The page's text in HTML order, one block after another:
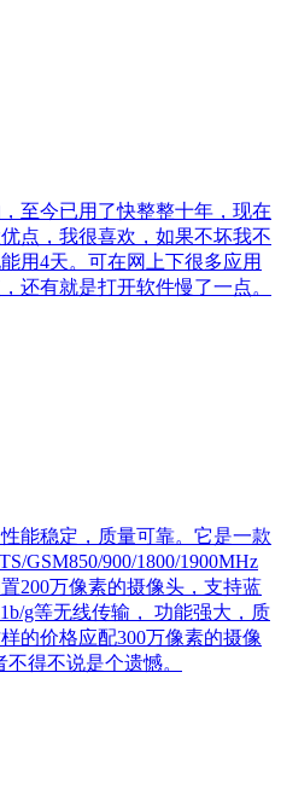
至今已用了快整整十年，现在
点，我很喜欢，如果不坏我不
用4天。可在网上下很多应用
还有就是打开软件慢了一点。
能稳定，质量可靠。它是一款
GSM850/900/1800/1900MHz
200万像素的摄像头，支持蓝
g等无线传输， 功能强大，质
的价格应配300万像素的摄像
得不说是个遗憾。